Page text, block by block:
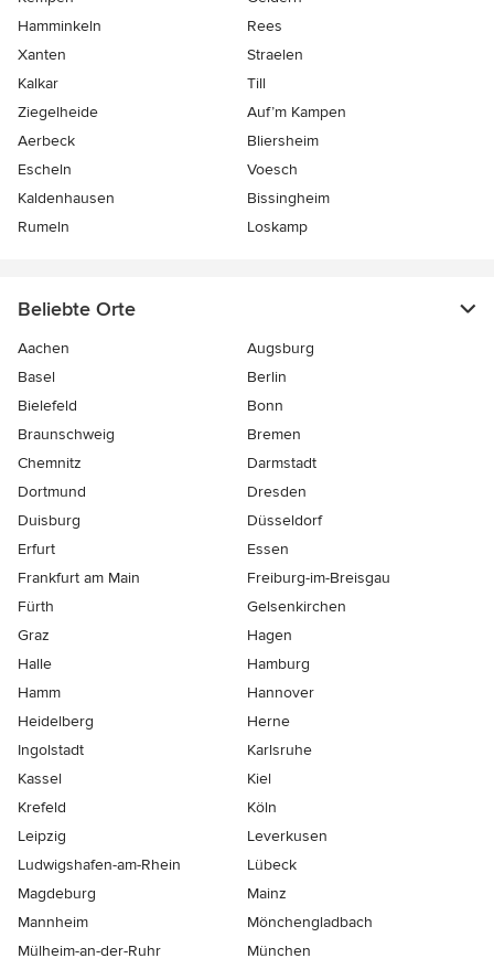
Hamminkeln
Rees
Xanten
Straelen
Kalkar
Till
Ziegelheide
Auf’m Kampen
Aerbeck
Bliersheim
Escheln
Voesch
Kaldenhausen
Bissingheim
Rumeln
Loskamp
Beliebte Orte
Aachen
Augsburg
Basel
Berlin
Bielefeld
Bonn
Braunschweig
Bremen
Chemnitz
Darmstadt
Dortmund
Dresden
Duisburg
Düsseldorf
Erfurt
Essen
Frankfurt am Main
Freiburg-im-Breisgau
Fürth
Gelsenkirchen
Graz
Hagen
Halle
Hamburg
Hamm
Hannover
Heidelberg
Herne
Ingolstadt
Karlsruhe
Kassel
Kiel
Krefeld
Köln
Leipzig
Leverkusen
Ludwigshafen-am-Rhein
Lübeck
Magdeburg
Mainz
Mannheim
Mönchen­gladbach
Mülheim-an-der-Ruhr
München